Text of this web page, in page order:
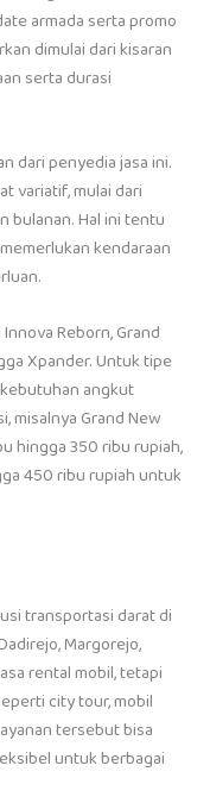
armada serta promo
dimulai dari kisaran
serta durasi
dari penyedia jasa ini.
variatif, mulai dari
bulanan. Hal ini tentu
kendaraan
Reborn, Grand
Xpander. Untuk tipe
angkut
misalnya Grand New
hingga 350 ribu rupiah,
450 ribu rupiah untuk
transportasi darat di
Margorejo,
rental mobil, tetapi
city tour, mobil
tersebut bisa
untuk berbagai